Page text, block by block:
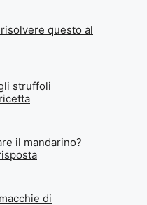
questo al
struffoli
il mandarino?
di